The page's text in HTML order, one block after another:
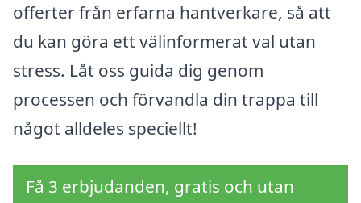
offerter från erfarna hantverkare, så att
du kan göra ett välinformerat val utan
stress. Låt oss guida dig genom
processen och förvandla din trappa till
något alldeles speciellt!
Få 3 erbjudanden, gratis och utan